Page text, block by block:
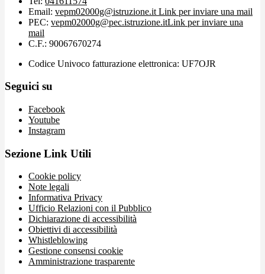
Email: vepm02000g@istruzione.it Link per inviare una mail
PEC: vepm02000g@pec.istruzione.itLink per inviare una
mail
C.F.: 90067670274
Codice Univoco fatturazione elettronica: UF7OJR
Seguici su
Facebook
Youtube
Instagram
Sezione Link Utili
Cookie policy
Note legali
Informativa Privacy
Ufficio Relazioni con il Pubblico
Dichiarazione di accessibilità
Obiettivi di accessibilità
Whistleblowing
Gestione consensi cookie
Amministrazione trasparente